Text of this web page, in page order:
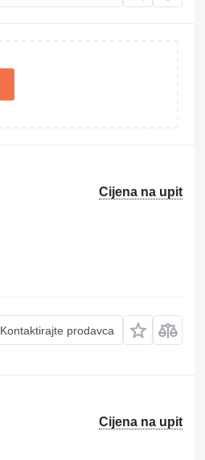
Cijena na upit
Kontaktirajte prodavca
Cijena na upit